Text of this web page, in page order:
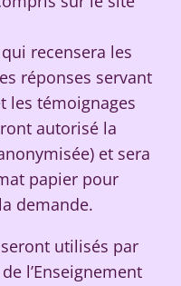
recensera les
réponses servant
les témoignages
autorisé la
et sera
papier pour
demande.
utilisés par
l’Enseignement